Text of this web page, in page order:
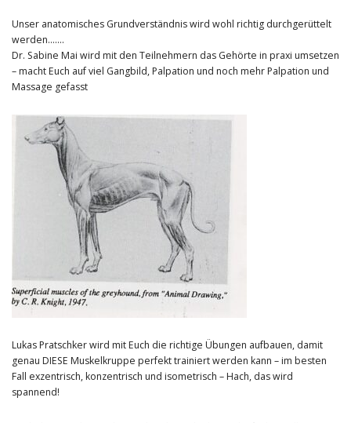
Unser anatomisches Grundverständnis wird wohl richtig durchgerüttelt
werden…….
Dr. Sabine Mai wird mit den Teilnehmern das Gehörte in praxi umsetzen
– macht Euch auf viel Gangbild, Palpation und noch mehr Palpation und
Massage gefasst
Lukas Pratschker wird mit Euch die richtige Übungen aufbauen, damit
genau DIESE Muskelkruppe perfekt trainiert werden kann – im besten
Fall exzentrisch, konzentrisch und isometrisch – Hach, das wird
spannend!